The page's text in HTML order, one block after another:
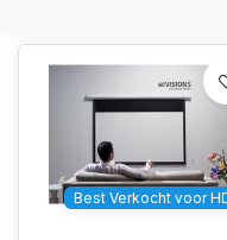
Best Verkocht voor